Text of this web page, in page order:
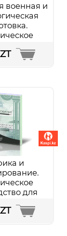
военная и
и
для